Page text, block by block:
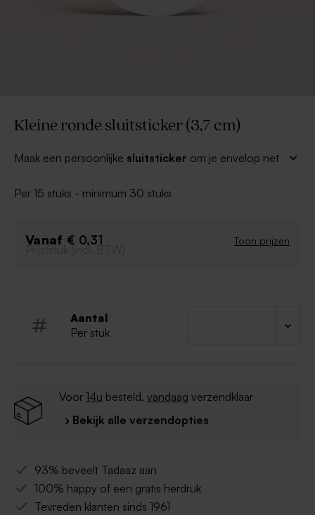
Kleine ronde sluitsticker (3,7 cm)
Maak een persoonlijke sluitsticker om je envelop net
je kaart al een sneak peak van wat ze te zien zullen
Personaliseer deze ronde sluitzegel zodat hij helemaal
Per 15 stuks - minimum 30 stuks
Vanaf € 0,31 Toon prijzen
Prijs/stuk (incl. BTW)
Aantal
Per stuk
Voor 14u besteld, vandaag verzendklaar
› Bekijk alle verzendopties
93% beveelt Tadaaz aan
100% happy of een gratis herdruk
Tevreden klanten sinds 1961